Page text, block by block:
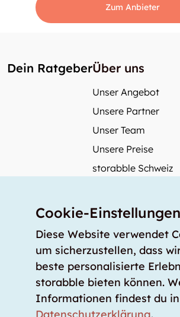
Zum Anbieter
Dein RatgeberÜber uns
Unser Angebot
Unsere Partner
Unser Team
Unsere Preise
storabble Schweiz
Mehr über storabble
Medienbeiträge
Wie gross muss ein Lagerraum sein?
Was kostet ein Lagerraum?
Für Lageranbieter
Cookie-Einstellungen
Diese Website verwendet
um sicherzustellen, dass
beste personalisierte
storabble bieten können.
Informationen findest du